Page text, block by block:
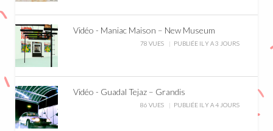
Vidéo - Maniac Maison – New Museum
78 VUES PUBLIÉE IL Y A 3 JOURS
Vidéo - Guadal Tejaz – Grandis
86 VUES PUBLIÉE IL Y A 4 JOURS